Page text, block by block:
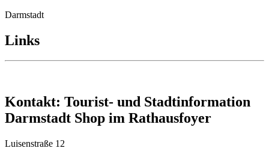
Darmstadt
Links
Kontakt: Tourist- und Stadtinformation
Darmstadt Shop im Rathausfoyer
Luisenstraße 12